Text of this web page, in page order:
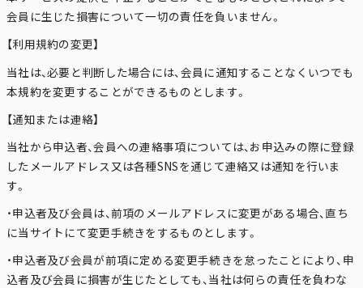
会員に生じた損害について一切の責任を負いません。
【利用規約の変更】
当社は、必要と判断した場合には、会員に通知することなくいつでも
本規約を変更することができるものとします。
【通知または連絡】
当社から申込者、会員への連絡事項については、お申込みの際に登録
したメールアドレス又は各種SNSを通じて連絡又は通知を行いま
す。
・申込者及び会員は、前項のメールアドレスに変更がある場合、直ち
に当サイトにて変更手続きをするものとします。
・申込者及び会員が前項に定める変更手続きを怠ったことにより、申
込者及び会員に損害が生じたとしても、当社は何らの責任を負わな